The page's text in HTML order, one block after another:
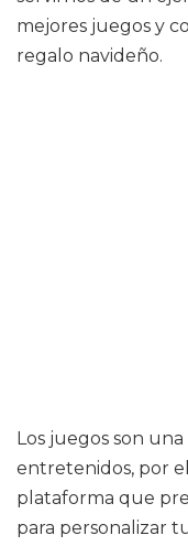
mejores juegos y
regalo navideño.
Los juegos son
entretenidos, por
plataforma que
para personalizar